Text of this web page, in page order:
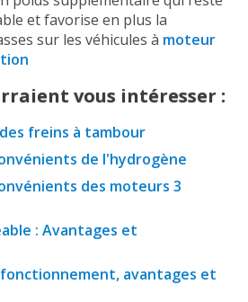
et favorise en plus la
sur les véhicules à moteur
vous intéresser :
freins à tambour
de l'hydrogène
des moteurs 3
: Avantages et
avantages et